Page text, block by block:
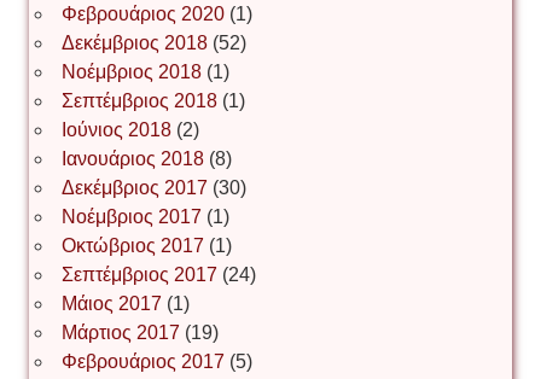
Іван Наконечний
Інга Короткевич
Ірина Ключковська
Ірина Наконечна
Φεβρουάριος 2020(1)
Δεκέμβριος 2018(52)
Νοέμβριος 2018(1)
Σεπτέμβριος 2018(1)
Ιούνιος 2018(2)
Ιανουάριος 2018(8)
Δεκέμβριος 2017 (30)
Νοέμβριος 2017 (1)
Οκτώβριος 2017 (1)
Σεπτέμβριος 2017 (24)
Μάιος 2017 (1)
Μάρτιος 2017 (19)
Φεβρουάριος 2017 (5)